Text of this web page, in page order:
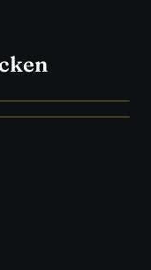
& EVIDENZ